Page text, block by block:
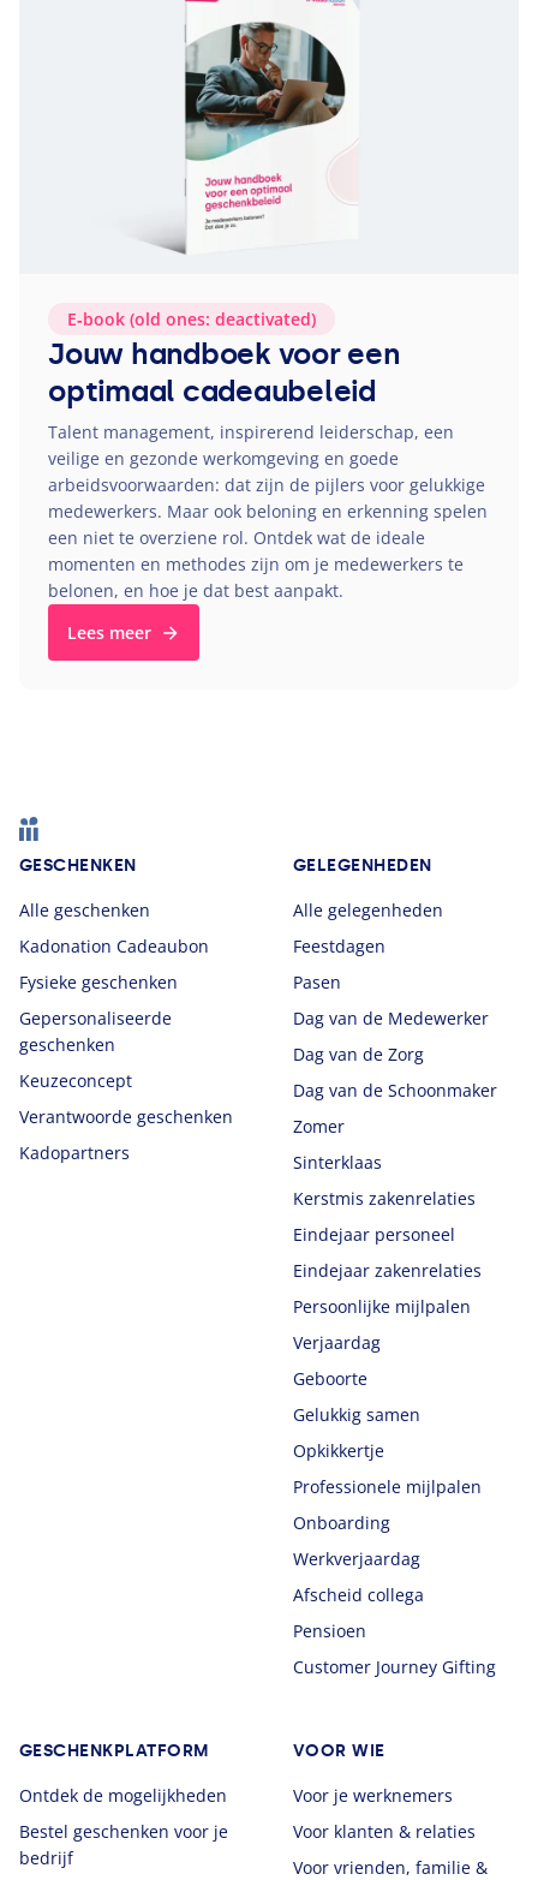
E‑book (old ones: deactivated)
Jouw handboek voor een
optimaal cadeaubeleid
Talent management, inspirerend leiderschap, een
veilige en gezonde werkomgeving en goede
arbeidsvoorwaarden: dat zijn de pijlers voor gelukkige
medewerkers. Maar ook beloning en erkenning spelen
een niet te overziene rol. Ontdek wat de ideale
momenten en methodes zijn om je medewerkers te
belonen, en hoe je dat best aanpakt.
Lees meer
Footer
GESCHENKEN
Alle geschenken
Kadonation Cadeaubon
Fysieke geschenken
Gepersonaliseerde
geschenken
Keuzeconcept
Verantwoorde geschenken
Kadopartners
GELEGENHEDEN
Alle gelegenheden
Feestdagen
Pasen
Dag van de Medewerker
Dag van de Zorg
Dag van de Schoonmaker
Zomer
Sinterklaas
Kerstmis zakenrelaties
Eindejaar personeel
Eindejaar zakenrelaties
Persoonlijke mijlpalen
Verjaardag
Geboorte
Gelukkig samen
Opkikkertje
Professionele mijlpalen
Onboarding
Werkverjaardag
Afscheid collega
Pensioen
Customer Journey Gifting
GESCHENKPLATFORM
Ontdek de mogelijkheden
Bestel geschenken voor je
bedrijf
VOOR WIE
Voor je werknemers
Voor klanten & relaties
Voor vrienden, familie &